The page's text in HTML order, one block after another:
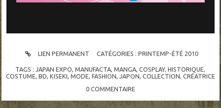
LIEN PERMANENT CATÉGORIES :PRINTEMP-ÉTÉ 2010
TAGS :JAPAN EXPO,MANUFACTA,MANGA,COSPLAY,HISTORIQUE,
COSTUME, BD, KISEKI, MODE, FASHION, JAPON, COLLECTION, CRÉATRICE
0 COMMENTAIRE